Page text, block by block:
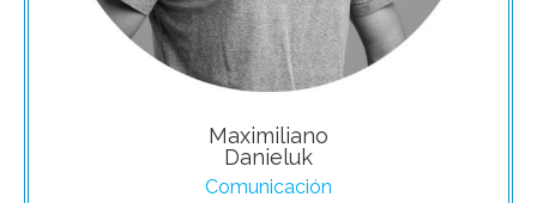
Maximiliano
Danieluk
Comunicación